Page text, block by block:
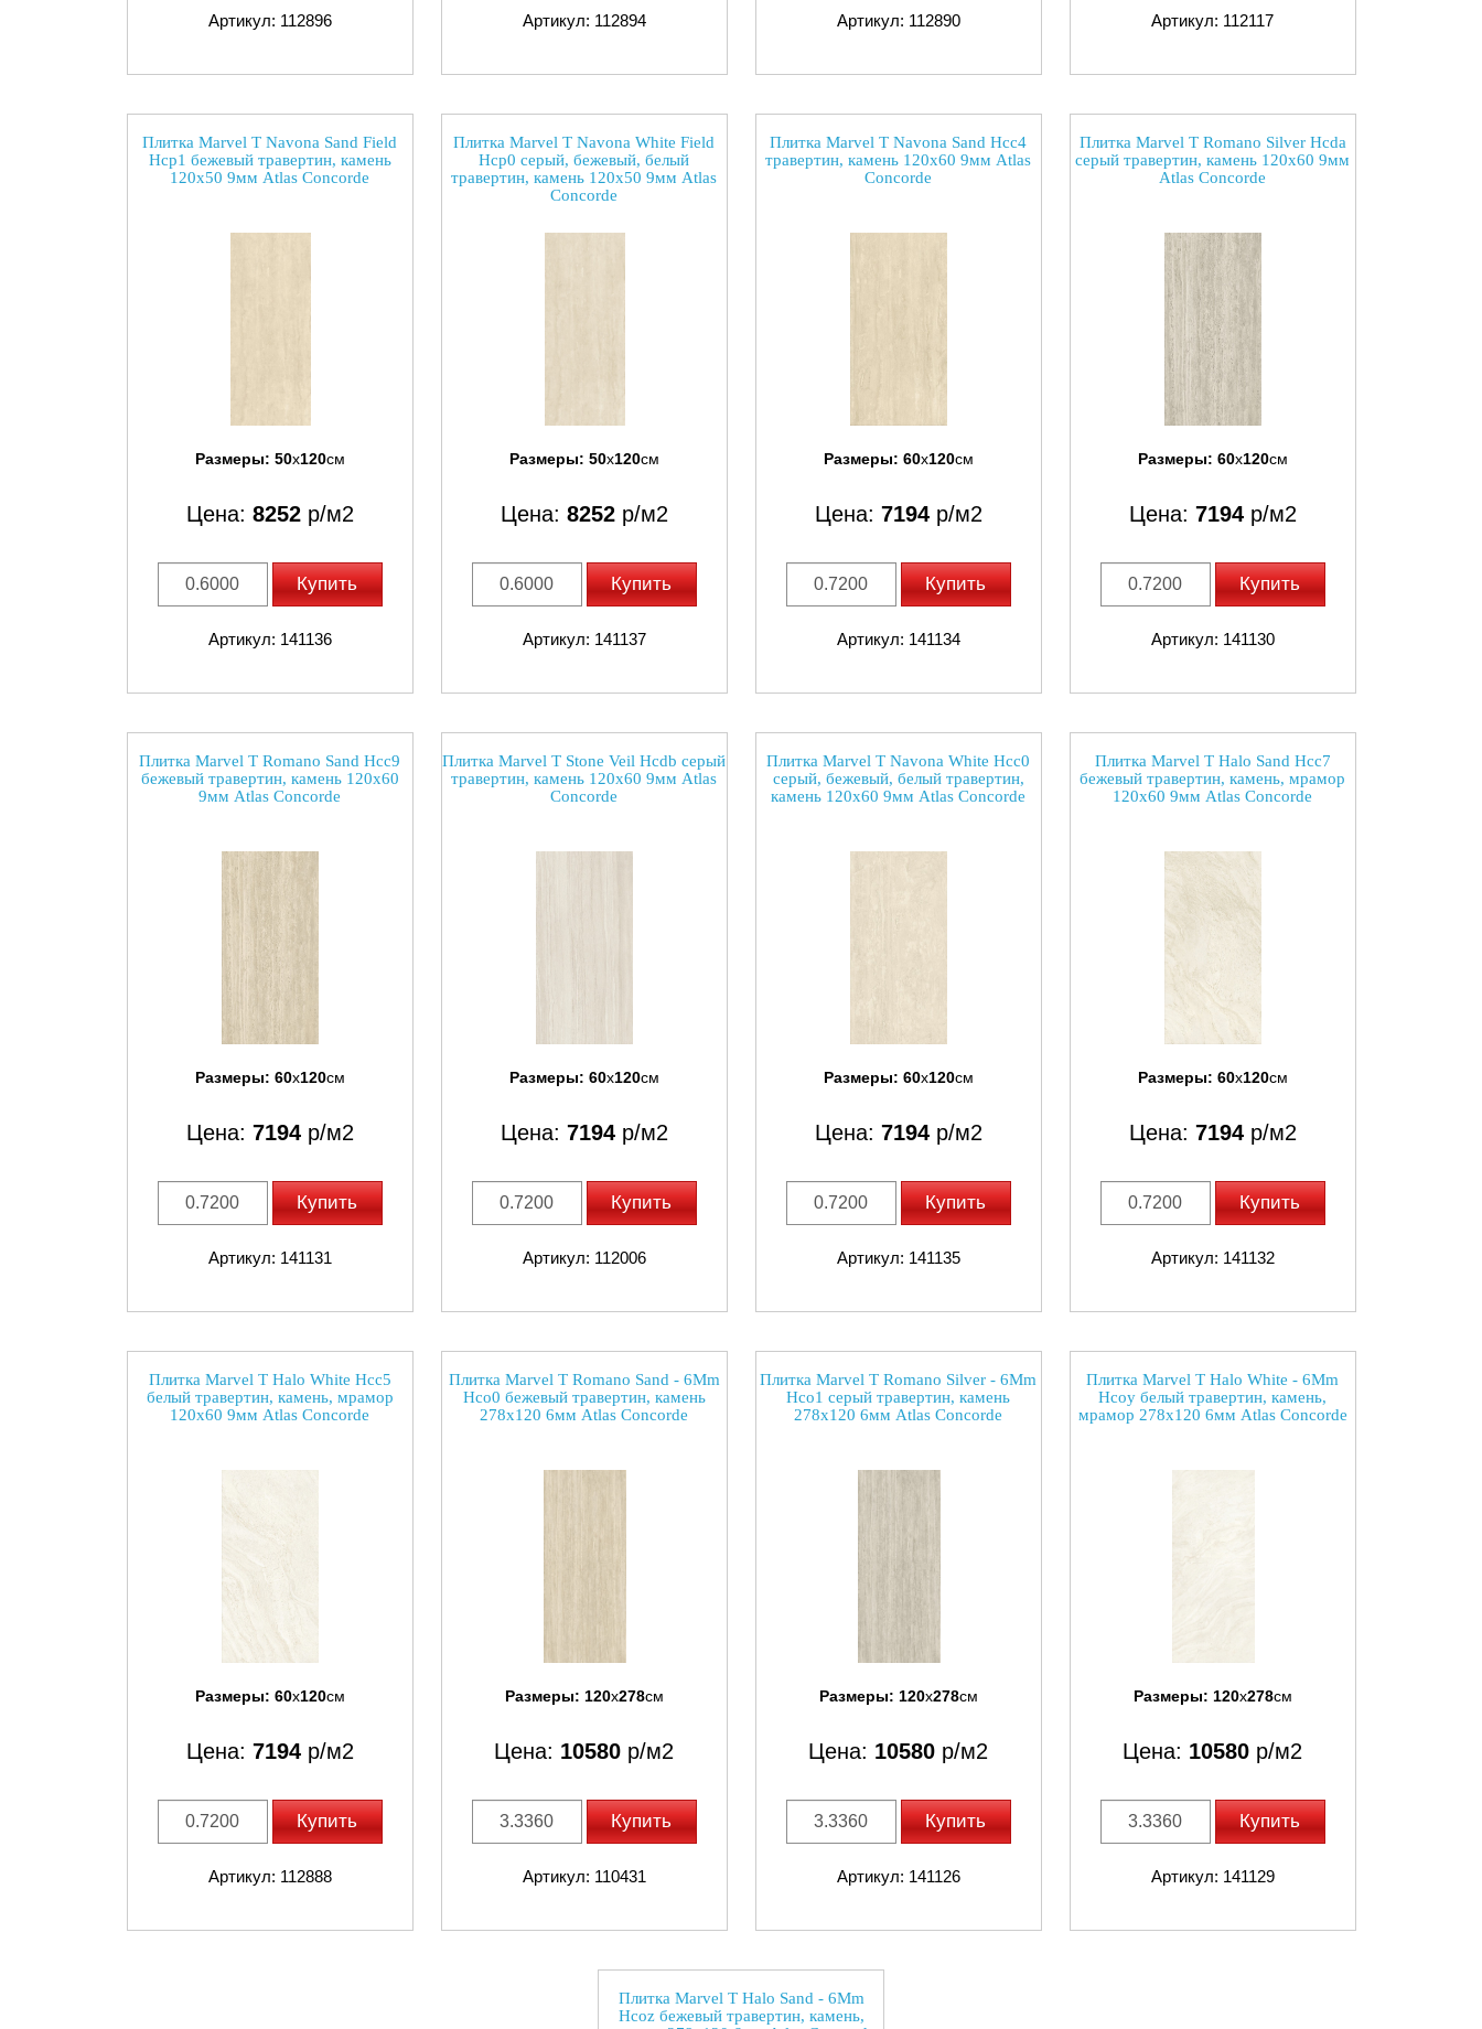
Артикул: 112896 Артикул: 112894 Артикул: 112890 Артикул: 112117
Плитка Marvel T Navona Sand Field
Hcp1 бежевый травертин, камень
120x50 9мм Atlas Concorde
Размеры: 50x120см
Цена: 8252р/м2
Купить
Артикул: 141136
Плитка Marvel T Navona White Field
Hcp0 серый, бежевый, белый
травертин, камень 120x50 9мм Atlas
Concorde
Размеры: 50x120см
Цена: 8252р/м2
Купить
Артикул: 141137
Плитка Marvel T Navona Sand Hcc4
травертин, камень 120x60 9мм Atlas
Concorde
Размеры: 60x120см
Цена: 7194р/м2
Купить
Артикул: 141134
Плитка Marvel T Romano Silver Hcda
серый травертин, камень 120x60 9мм
Atlas Concorde
Размеры: 60x120см
Цена: 7194р/м2
Купить
Артикул: 141130
Плитка Marvel T Romano Sand Hcc9
бежевый травертин, камень 120x60
9мм Atlas Concorde
Размеры: 60x120см
Цена: 7194р/м2
Купить
Артикул: 141131
Плитка Marvel T Stone Veil Hcdb серый
травертин, камень 120x60 9мм Atlas
Concorde
Размеры: 60x120см
Цена: 7194р/м2
Купить
Артикул: 112006
Плитка Marvel T Navona White Hcc0
серый, бежевый, белый травертин,
камень 120x60 9мм Atlas Concorde
Размеры: 60x120см
Цена: 7194р/м2
Купить
Артикул: 141135
Плитка Marvel T Halo Sand Hcc7
бежевый травертин, камень, мрамор
120x60 9мм Atlas Concorde
Размеры: 60x120см
Цена: 7194р/м2
Купить
Артикул: 141132
Плитка Marvel T Halo White Hcc5
белый травертин, камень, мрамор
120x60 9мм Atlas Concorde
Размеры: 60x120см
Цена: 7194р/м2
Купить
Артикул: 112888
Плитка Marvel T Romano Sand - 6Mm
Hco0 бежевый травертин, камень
278x120 6мм Atlas Concorde
Размеры: 120x278см
Цена: 10580 р/м2
Купить
Артикул: 110431
Плитка Marvel T Romano Silver - 6Mm
Hco1 серый травертин, камень
278x120 6мм Atlas Concorde
Размеры: 120x278см
Цена: 10580 р/м2
Купить
Артикул: 141126
Плитка Marvel T Halo White - 6Mm
Hcoy белый травертин, камень,
мрамор 278x120 6мм Atlas Concorde
Размеры: 120x278см
Цена: 10580 р/м2
Купить
Артикул: 141129
Плитка Marvel T Halo Sand - 6Mm
Hcoz бежевый травертин, камень,